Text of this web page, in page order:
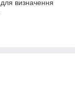
визначення